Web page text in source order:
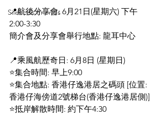
Silence’s Friends
📍航後分享會: 6月21日(星期六) 下午
2:00-3:30
簡介會及分享會舉行地點: 龍耳中心
📍乘風航歷奇日: 6月8日 (星期日)
⭐集合時間: 早上9:00
⭐集合地點: 香港仔逸港居之碼頭 [位置:
香港仔海傍道2號梯台(香港仔逸港居側)]
⭐抵岸解散時間: 約下午4:30